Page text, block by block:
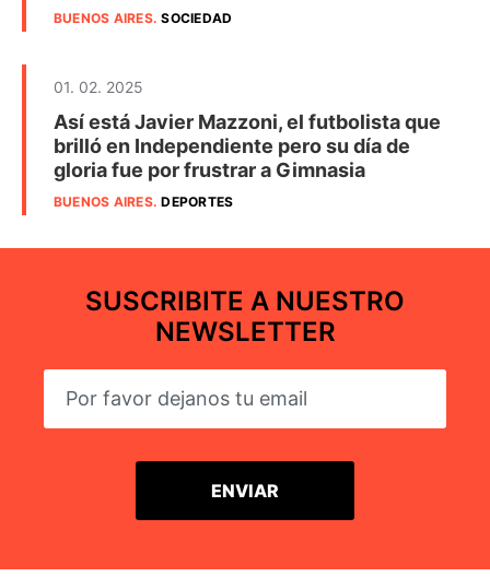
BUENOS AIRES.SOCIEDAD
01. 02. 2025
Así está Javier Mazzoni, el futbolista que
brilló en Independiente pero su día de
gloria fue por frustrar a Gimnasia
BUENOS AIRES.DEPORTES
SUSCRIBITE A NUESTRO
NEWSLETTER